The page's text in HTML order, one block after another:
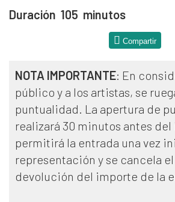
Duración 105 minutos
Compartir
NOTA IMPORTANTE: En
público y a los artistas, se
puntualidad. La apertura de
realizará 30 minutos antes del
permitirá la entrada una vez
representación y se cancela
devolución del importe de la